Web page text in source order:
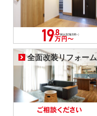
全面改装リフォーム